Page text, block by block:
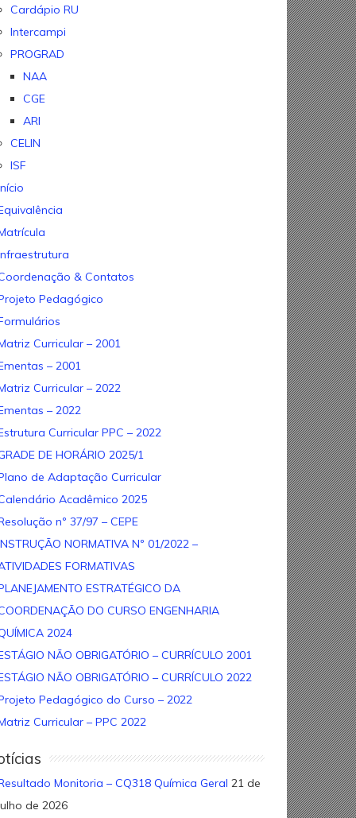
Cardápio RU
Intercampi
PROGRAD
NAA
CGE
ARI
CELIN
ISF
& Contatos
Pedagógico
Curricular – 2001
– 2001
Curricular – 2022
– 2022
Curricular PPC – 2022
DE HORÁRIO 2025/1
de Adaptação Curricular
Acadêmico 2025
nº 37/97 – CEPE
NORMATIVA Nº 01/2022 –
FORMATIVAS
ESTRATÉGICO DA
DO CURSO ENGENHARIA
2024
NÃO OBRIGATÓRIO – CURRÍCULO 2001
NÃO OBRIGATÓRIO – CURRÍCULO 2022
Pedagógico do Curso – 2022
Curricular – PPC 2022
Monitoria – CQ318 Química Geral 21 de
de 2026